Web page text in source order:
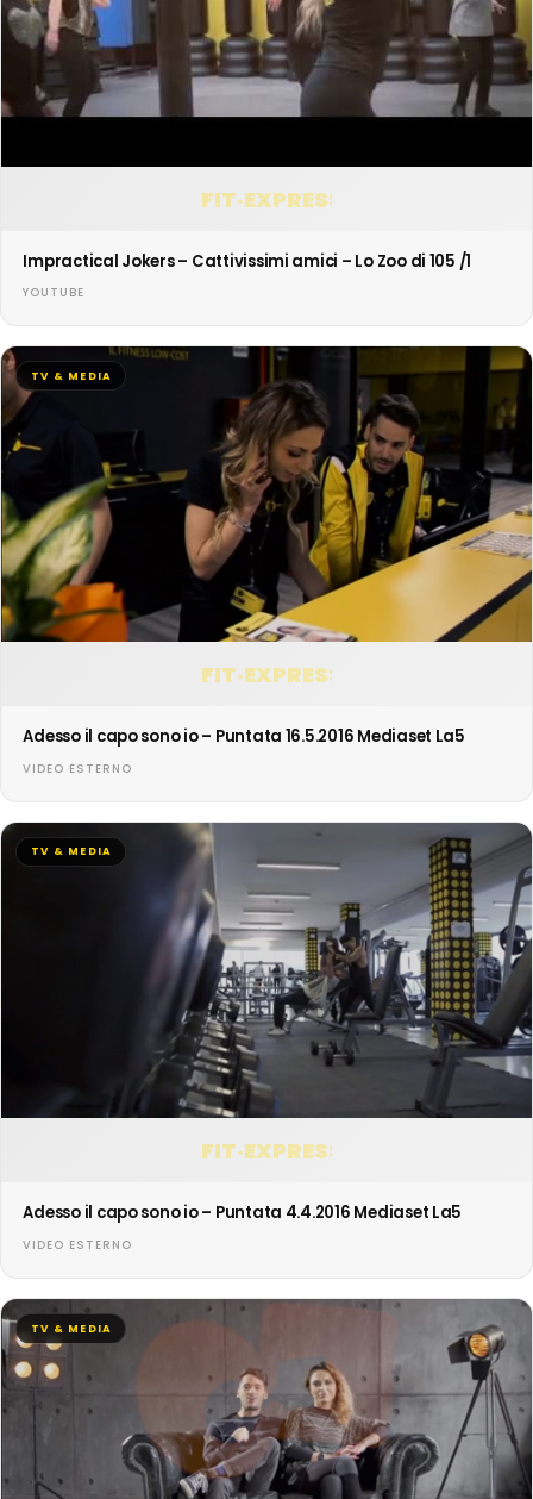
FIT·EXPRESS
Impractical Jokers – Cattivissimi amici – Lo Zoo di 105 /1
YOUTUBE
FIT·EXPRESS
TV & MEDIA
Adesso il capo sono io – Puntata 16.5.2016 Mediaset La5
VIDEO ESTERNO
FIT·EXPRESS
TV & MEDIA
Adesso il capo sono io – Puntata 4.4.2016 Mediaset La5
VIDEO ESTERNO
TV & MEDIA